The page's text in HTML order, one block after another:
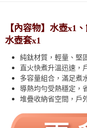
【免運費】
免運費
【內容物】水壺x1
水壺套x1
純鈦材質，輕量、堅
直火快煮升溫迅速，
多容量組合，滿足煮
導熱均勻受熱穩定，
堆疊收納省空間，戶